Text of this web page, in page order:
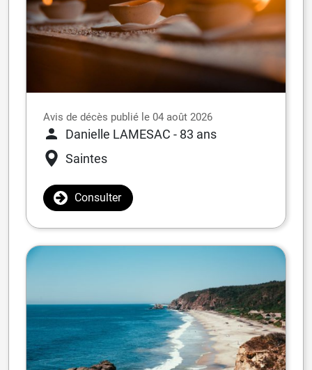
Avis de décès publié le 04 août 2026
Danielle LAMESAC - 83 ans
Saintes
Consulter